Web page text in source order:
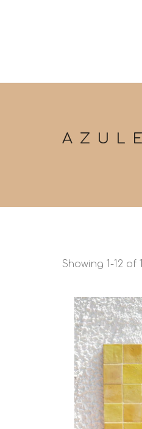
Showing 1-12 of